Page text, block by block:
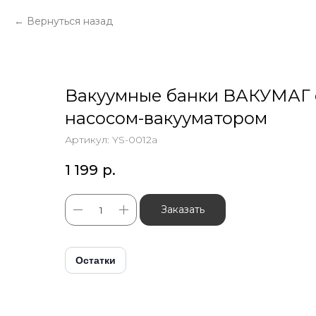
Вернуться назад
Вакуумные банки ВАКУМАГ
насосом-вакууматором
Артикул: YS-0012а
1 199 р.
Заказать
Остатки